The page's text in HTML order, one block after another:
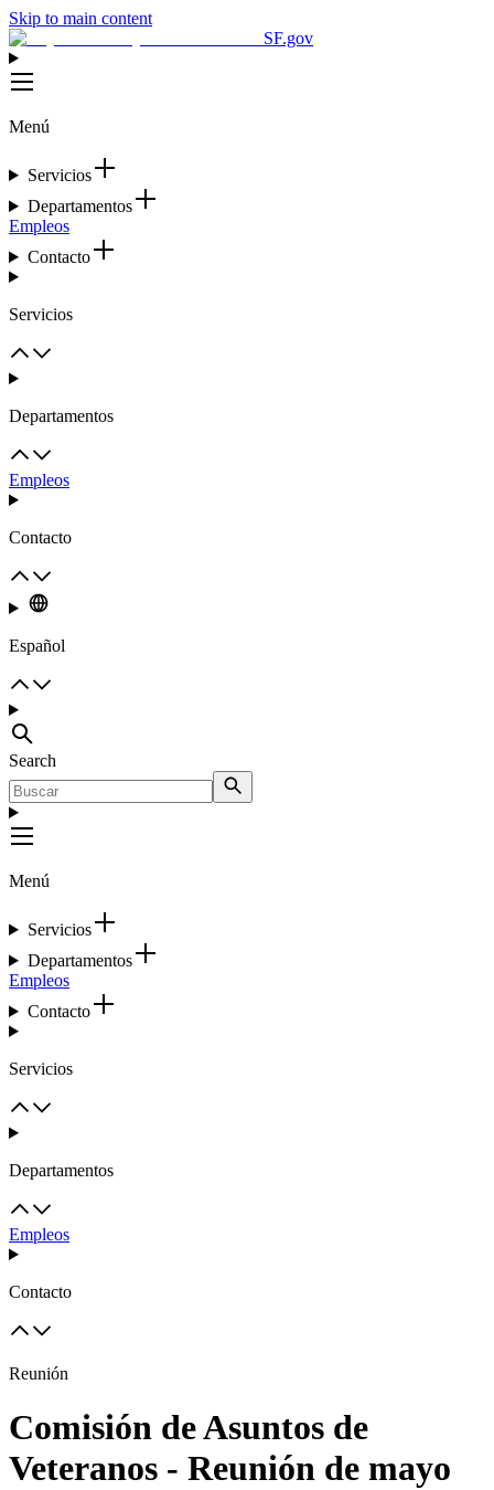
Skip to main content
SF.gov
Menú
Servicios
Departamentos
Empleos
Contacto
Servicios
Departamentos
Empleos
Contacto
Español
Search
Menú
Servicios
Departamentos
Empleos
Contacto
Servicios
Departamentos
Empleos
Contacto
Reunión
Comisión de Asuntos de
Veteranos - Reunión de mayo